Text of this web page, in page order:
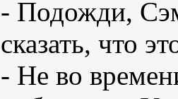
- Подожди,
сказать, что
- Не во